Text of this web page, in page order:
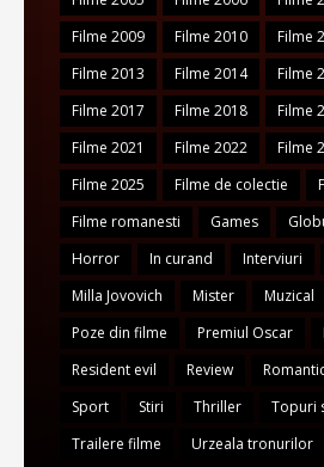
Filme 2009
Filme 2010 Filme
Filme 2013
Filme 2014 Filme
Filme 2017
Filme 2018 Filme
Filme 2021
Filme 2022 Filme
Filme 2025
Filme de colectie
Filme romanesti
Games
Horror
In curand Interviuri
Milla Jovovich
Mister Muzical
Poze din filme
Premiul Oscar
Resident evil
Review
Sport
Stiri Thriller
Topuri
Trailere filme
Urzeala tronurilor